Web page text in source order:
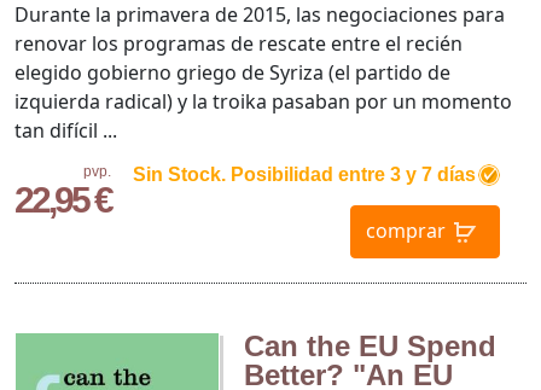
pvp.
22,95 €
Sin Stock. Posibilidad entre 3 y 7 días
comprar
Durante la primavera de 2015, las negociaciones para
renovar los programas de rescate entre el recién
elegido gobierno griego de Syriza (el partido de
izquierda radical) y la troika pasaban por un momento
tan difícil ...
Can the EU Spend
Better? "An EU